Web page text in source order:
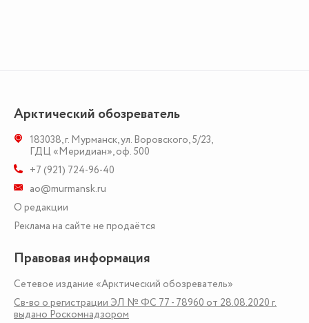
Арктический обозреватель
183038,г. Мурманск,ул. Воровского, 5/23,
ГДЦ «Меридиан», оф. 500
+7 (921) 724-96-40
ao@murmansk.ru
О редакции
Реклама на сайте не продаётся
Правовая информация
Сетевое издание «Арктический обозреватель»
Св-во о регистрации ЭЛ № ФС 77 - 78960 от 28.08.2020 г.
выдано Роскомнадзором